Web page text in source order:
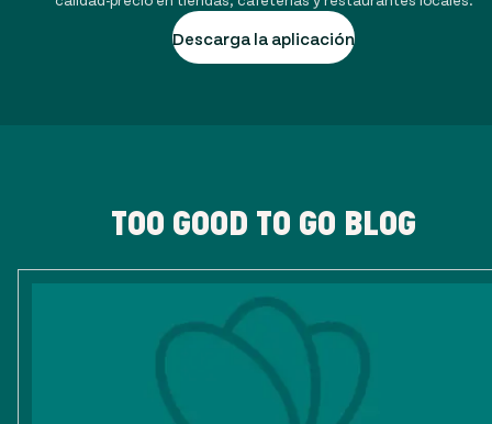
Descarga la aplicación
TOO GOOD TO GO BLOG